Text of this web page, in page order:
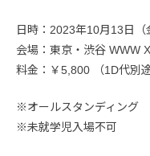
日時：2023年10月13日
会場：東京・渋谷 WWW X
料金：￥5,800 （1D代別途
※オールスタンディング
※未就学児入場不可